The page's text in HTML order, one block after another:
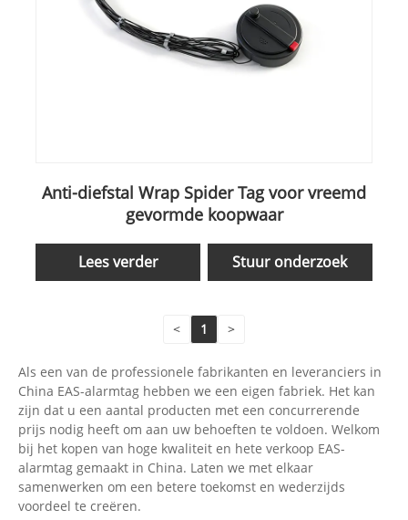
Anti-diefstal Wrap Spider Tag voor vreemd
gevormde koopwaar
Lees verder Stuur onderzoek
< 1 >
Als een van de professionele fabrikanten en leveranciers in
China EAS-alarmtag hebben we een eigen fabriek. Het kan
zijn dat u een aantal producten met een concurrerende
prijs nodig heeft om aan uw behoeften te voldoen. Welkom
bij het kopen van hoge kwaliteit en hete verkoop EAS-
alarmtag gemaakt in China. Laten we met elkaar
samenwerken om een ​​betere toekomst en wederzijds
voordeel te creëren.